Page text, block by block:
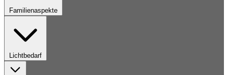
Familienaspekte
Lichtbedarf